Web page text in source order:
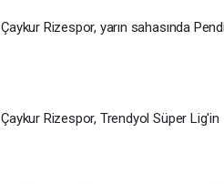
Çaykur Rizespor, yarın sahasında
Çaykur Rizespor, Trendyol Süper Lig'in